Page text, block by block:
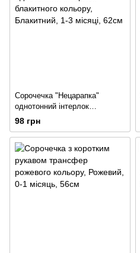
Сорочечка "Нецарапка"
однотонний інтерлок
блакитного кольору
98 грн